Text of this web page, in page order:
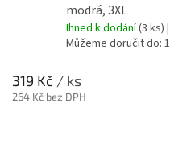
modrá, 3XL
Ihned k dodání(3 ks)
Můžeme doručit do:
319 Kč / ks
264 Kč bez DPH